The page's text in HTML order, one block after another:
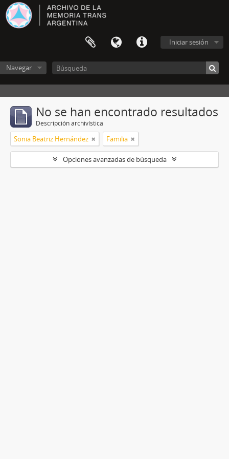
Iniciar sesión
Navegar
No se han encontrado resultados
Descripción archivística
Sonia Beatriz Hernández Familia
Opciones avanzadas de búsqueda